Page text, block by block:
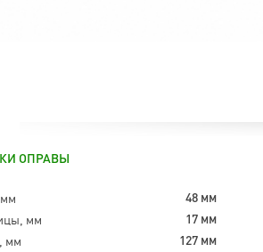
ОПРАВЫ
48 мм
мм 17 мм
мм 127 мм